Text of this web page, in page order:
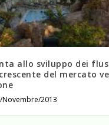
allo sviluppo dei
del mercato
2013